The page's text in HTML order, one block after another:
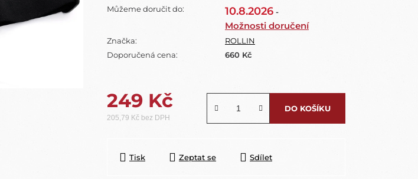
Můžeme doručit do:
10.8.2026 -
Možnosti doručení
Značka:
ROLLIN
Doporučená cena:
660 Kč
249 Kč
205,79 Kč bez DPH
DO KOŠÍKU
Tisk Zeptat se Sdílet